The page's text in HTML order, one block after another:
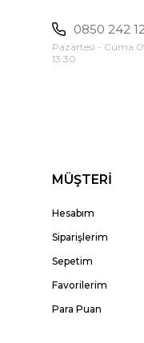
0850 242
Pazartesi - Cuma
13:30
MÜŞTERİ
Hesabım
Siparişlerim
Sepetim
Favorilerim
Para Puan